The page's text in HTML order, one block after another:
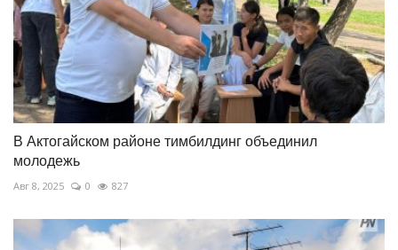
В Актогайском районе тимбилдинг объединил
молодежь
Авг 8, 2025 0 827